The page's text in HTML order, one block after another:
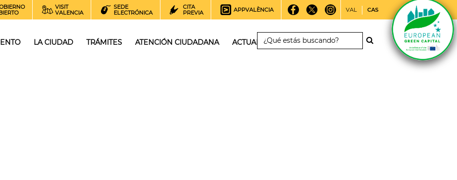
VISIT
VALENCIA
SEDE
ELECTRÓNICA
CITA
PREVIA
APPVALÈNCIA VAL CAS
LA CIUDAD TRÁMITES ATENCIÓN CIUDADANA ACTUALIDAD